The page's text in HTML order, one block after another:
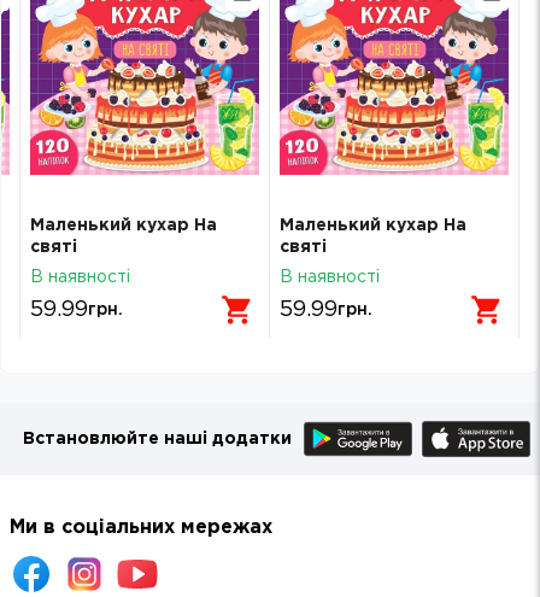
Маленький кухар На
святі
В наявності
59.99грн.
Маленький кухар На
святі
В наявності
59.99грн.
Встановлюйте наші додатки
Ми в соціальних мережах